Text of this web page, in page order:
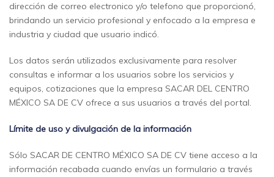
dirección de correo electronico y/o telefono que proporcionó,
brindando un servicio profesional y enfocado a la empresa e
industria y ciudad que usuario indicó.
Los datos serán utilizados exclusivamente para resolver
consultas e informar a los usuarios sobre los servicios y
equipos, cotizaciones que la empresa SACAR DEL CENTRO
MÉXICO SA DE CV ofrece a sus usuarios a través del portal.
Límite de uso y divulgación de la información
Sólo SACAR DE CENTRO MÉXICO SA DE CV tiene acceso a la
información recabada cuando envías un formulario a través